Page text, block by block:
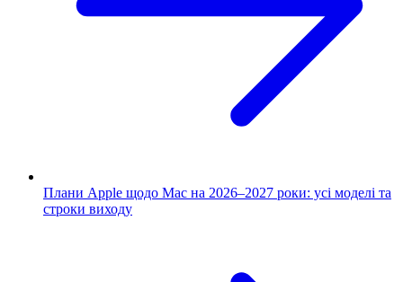
Плани Apple щодо Mac на 2026–2027 роки: усі моделі та
строки виходу